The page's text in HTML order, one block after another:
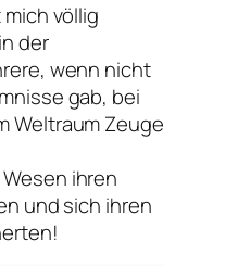
völlig
der
wenn nicht
gab, bei
Weltraum Zeuge
ihren
und sich ihren